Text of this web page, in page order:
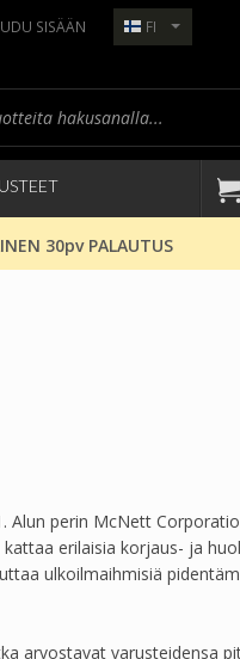
SISÄÄN FI
30pv PALAUTUS
Alun perin McNett
erilaisia korjaus- ja
ulkoilmaihmisiä
arvostavat varusteidensa